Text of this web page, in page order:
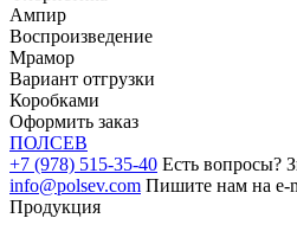
Ампир
Воспроизведение
Мрамор
Вариант отгрузки
Коробками
Оформить заказ
ПОЛСЕВ
+7 (978) 515-35-40 Есть вопросы?
info@polsev.com Пишите нам на e-
Продукция